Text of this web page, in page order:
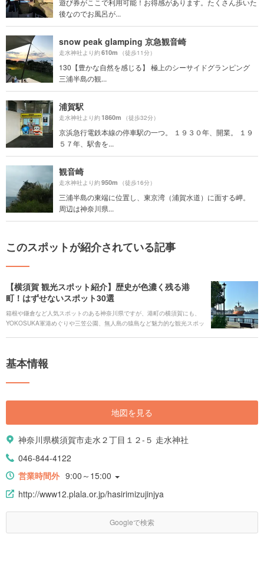
遊び券がここで利用可能！お得感があります。たくさん歩いた
後なのでお風呂が...
snow peak glamping 京急観音崎
走水神社より約610m （徒歩11分）
130【豊かな自然を感じる】 極上のシーサイドグランピング
三浦半島の観...
浦賀駅
走水神社より約1860m （徒歩32分）
京浜急行電鉄本線の停車駅の一つ。 １９３０年、開業。 １９
５７年、駅舎を...
観音崎
走水神社より約950m （徒歩16分）
三浦半島の東端に位置し、東京湾（浦賀水道）に面する岬。
周辺は神奈川県...
このスポットが紹介されている記事
【横須賀 観光スポット紹介】歴史が色濃く残る港
町！はずせないスポット30選
箱根や鎌倉など人気スポットのある神奈川県ですが、港町の横須賀にも、
YOKOSUKA軍港めぐりや三笠公園、無人島の猿島など魅力的な観光スポッ
基本情報
地図を見る
神奈川県横須賀市走水２丁目１２-５ 走水神社
046-844-4122
営業時間外 9:00～15:00
http://www12.plala.or.jp/hasirimizujinjya
Googleで検索